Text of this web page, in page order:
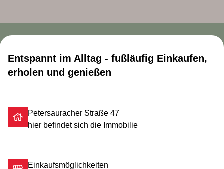
Entspannt im Alltag - fußläufig Einkaufen,
erholen und genießen
Petersauracher Straße 47
hier befindet sich die Immobilie
Einkaufsmöglichkeiten